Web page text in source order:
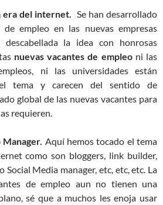
era del internet. Se han desarrollado
de empleo en las nuevas empresas
la idea con honrosas
nuevas vacantes de empleoni las
ni las universidades están
el tema y carecen del sentido de
global de las nuevas vacantes para
requieren.
Aquí hemos tocado el tema
como son bloggers, link builder,
Social Media manager, etc, etc, etc. La
de empleo aun no tienen una
sé que a muchos les enoja usar